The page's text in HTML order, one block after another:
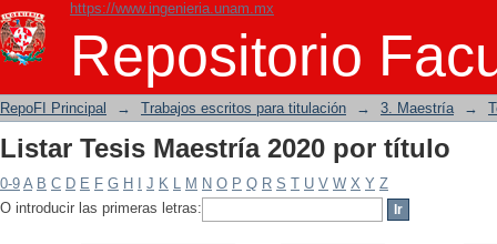
https://www.ingenieria.unam.mx
Repositorio
Listar Tesis Maestría 2020 por título
RepoFI Principal → Trabajos escritos para titulación → 3. Maestría →
Listar Tesis Maestría 2020 por título
0-9 A B C D E F G H J K L M N O P Q R S T U V W X Y Z
O introducir las primeras letras: